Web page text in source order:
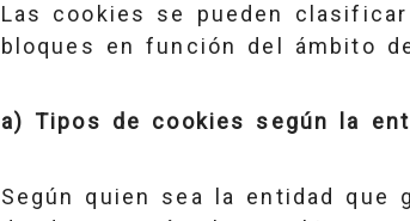
Las cookies se pueden
bloques en función del ámbito
a) Tipos de cookies según la
Según quien sea la entidad